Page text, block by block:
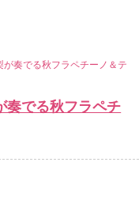
奏でる秋フラペチーノ＆テ
奏でる秋フラペチ